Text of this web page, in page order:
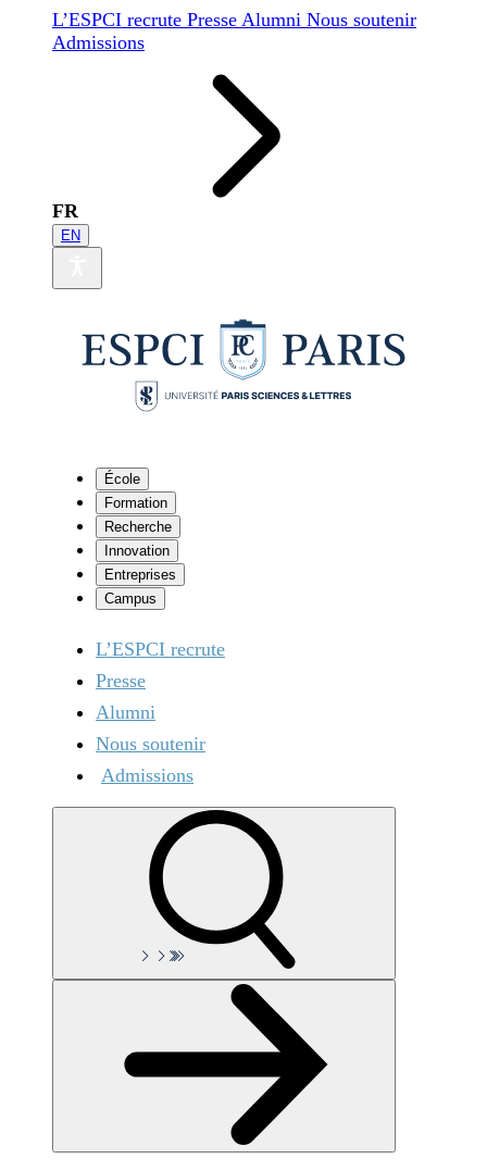
L’ESPCI recrute Presse Alumni Nous soutenir
Admissions
FR
EN
École
Formation
Recherche
Innovation
Entreprises
Campus
L’ESPCI recrute
Presse
Alumni
Nous soutenir
Admissions